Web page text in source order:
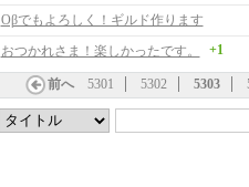
Oβでもよろしく！ギルド作ります
おつかれさま！楽しかったです。
+1
前へ 5301 5302 5303